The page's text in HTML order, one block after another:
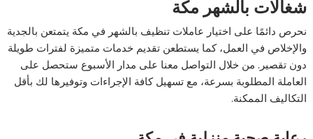
شغالات بالشهر مكة
نحرص دائمًا على اختيار عاملات تنظيف بالشهر في مكة يتمتعن بالجدية
والإخلاص في العمل، كما يستطعن تقديم خدمات متميزة لفترات طويلة
دون تقصير. من خلال التواصل معنا على مدار الأسبوع ستحصل على
العاملة المطلوبة بسرعة، مع تسهيل كافة الإجراءات وتوفيرها لك بأقل
التكاليف الممكنة.